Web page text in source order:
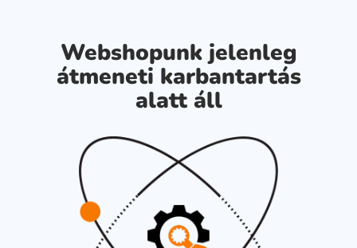
Webshopunk jelenleg
átmeneti karbantartás
alatt áll